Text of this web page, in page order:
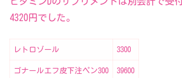
4320円でした。
レトロゾール 3300
ゴナールエフ皮下注ペン300 39600